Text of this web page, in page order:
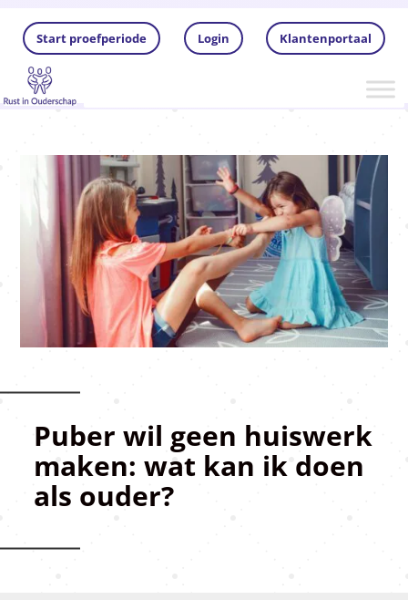
Klantenportaal
Login
Start proefperiode
Puber wil geen huiswerk
maken: wat kan ik doen
als ouder?